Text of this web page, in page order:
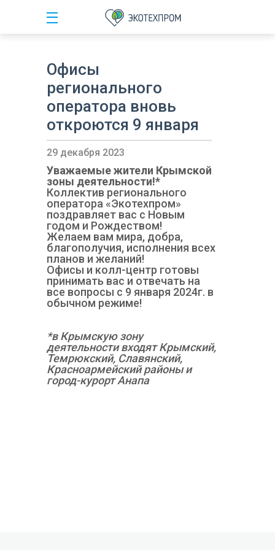
Офисы
регионального
оператора вновь
откроются 9 января
29 декабря 2023
Уважаемые жители Крымской
зоны деятельности!*
Коллектив регионального
оператора «Экотехпром»
поздравляет вас с Новым
годом и Рождеством!
Желаем вам мира, добра,
благополучия, исполнения всех
планов и желаний!
Офисы и колл-центр готовы
принимать вас и отвечать на
все вопросы с 9 января 2024г. в
обычном режиме!
*в Крымскую зону
деятельности входят Крымский,
Темрюкский, Славянский,
Красноармейский районы и
город-курорт Анапа